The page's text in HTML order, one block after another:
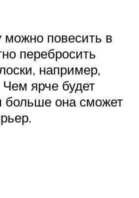
повесить в
перебросить
например,
Чем ярче будет
больше она сможет